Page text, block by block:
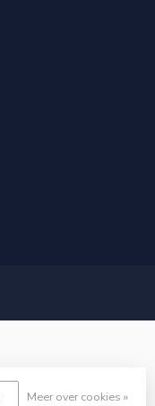
Meer over cookies »